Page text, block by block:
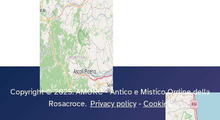
Copyright © 2025. AMORC - Antico e Mistico Ordine della
Rosacroce. Privacy policy- Cookies